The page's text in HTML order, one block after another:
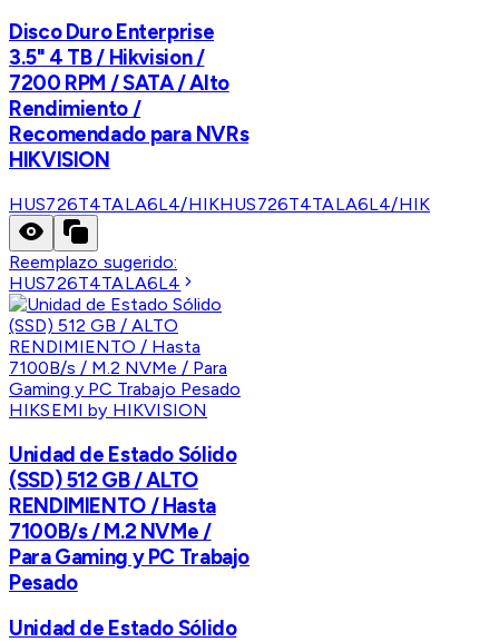
Disco Duro Enterprise
3.5" 4 TB / Hikvision /
7200 RPM / SATA / Alto
Rendimiento /
Recomendado para NVRs
HIKVISION
HUS726T4TALA6L4/HIKHUS726T4TALA6L4/HIK
Reemplazo sugerido:
HUS726T4TALA6L4
HIKSEMI by HIKVISION
Unidad de Estado Sólido
(SSD) 512 GB / ALTO
RENDIMIENTO / Hasta
7100B/s / M.2 NVMe /
Para Gaming y PC Trabajo
Pesado
Unidad de Estado Sólido